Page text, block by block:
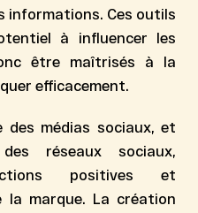
informations. Ces outils
à influencer les
être maîtrisés à la
efficacement.
des médias sociaux, et
réseaux sociaux,
positives et
marque. La création